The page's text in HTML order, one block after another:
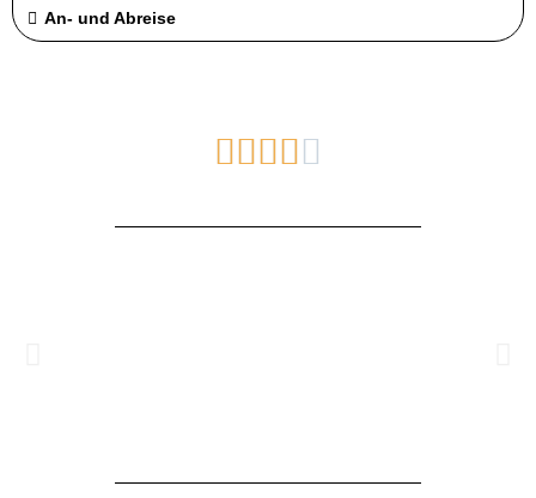
An- und Abreise
